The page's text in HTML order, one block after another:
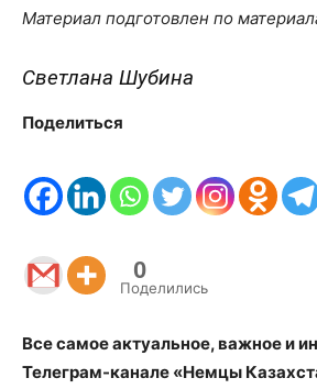
Материал подготовлен по
Светлана Шубина
Поделиться
0
Поделились
Все самое актуальное, важное и
Телеграм-канале «Немцы